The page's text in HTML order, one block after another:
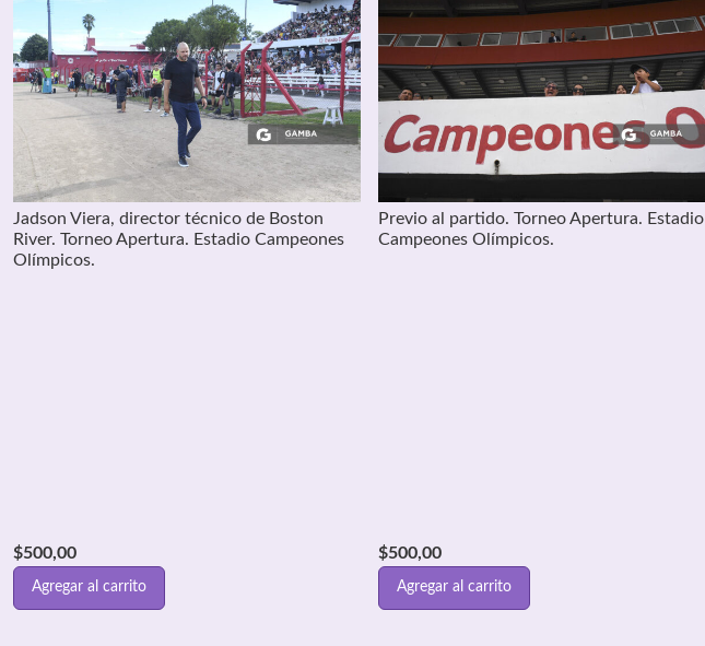
Jadson Viera, director técnico de Boston
River. Torneo Apertura. Estadio Campeones
Olímpicos.
$500,00
Agregar al carrito
Previo al partido. Torneo Apertura. Estadio
Campeones Olímpicos.
$500,00
Agregar al carrito